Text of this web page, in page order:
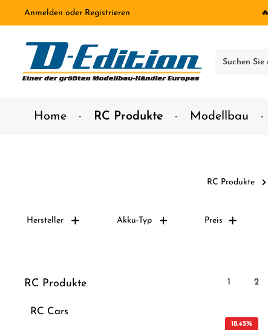
springen
Anmelden oder Registrieren
Home RC Produkte Modellbau
RC Produkte
Hersteller Akku-Typ Preis
RC Produkte
RC Cars
1 2
18.45%